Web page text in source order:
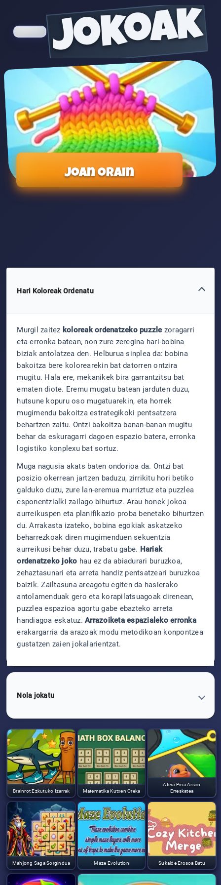
jokoak
Joan orain
Hari Koloreak Ordenatu
Murgil zaitez koloreak ordenatzeko puzzlezoragarri
eta erronka batean, non zure zeregina hari-bobina
biziak antolatzea den. Helburua sinplea da: bobina
bakoitza bere kolorearekin bat datorren ontzira
mugitu. Hala ere, mekanikek bira garrantzitsu bat
ematen diote. Eremu mugatu batean jarduten duzu,
hutsune kopuru oso mugatuarekin, eta horrek
mugimendu bakoitza estrategikoki pentsatzera
behartzen zaitu. Ontzi bakoitza banan-banan mugitu
behar da eskuragarri dagoen espazio batera, erronka
logistiko konplexu bat sortuz.
Muga nagusia akats baten ondorioa da. Ontzi bat
posizio okerrean jartzen baduzu, zirrikitu hori betiko
galduko duzu, zure lan-eremua murriztuz eta puzzlea
esponentzialki zailago bihurtuz. Arau honek jokoa
aurreikuspen eta planifikazio proba benetako bihurtzen
du. Arrakasta izateko, bobina egokiak askatzeko
beharrezkoak diren mugimenduen sekuentzia
aurreikusi behar duzu, trabatu gabe. Hariak
ordenatzeko joko hau ez da abiadurari buruzkoa,
zehaztasunari eta arreta handiz pentsatzeari buruzkoa
baizik. Zailtasuna areagotu egiten da hasierako
antolamenduak gero eta korapilatsuagoak direnean,
puzzlea espazioa agortu gabe ebazteko arreta
handiagoa eskatuz.Arrazoiketa espazialeko erronka
erakargarria da arazoak modu metodikoan konpontzea
gustatzen zaien jokalarientzat.
Nola jokatu
Brainrot Ezkutuko Izarrak Matematika Kutxen Oreka
Atera Pina Arrain
Erreskatea
Mahjong Saga Sorgindua Maze Evolution Sukalde Erosoa Batu